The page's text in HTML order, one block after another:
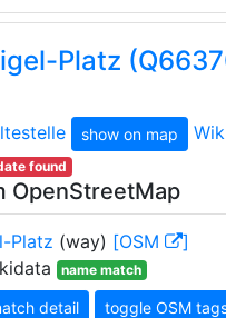
Platz
show on map
found
OpenStreetMap
Platz (way) [OSM
]
name match
detail toggle OSM